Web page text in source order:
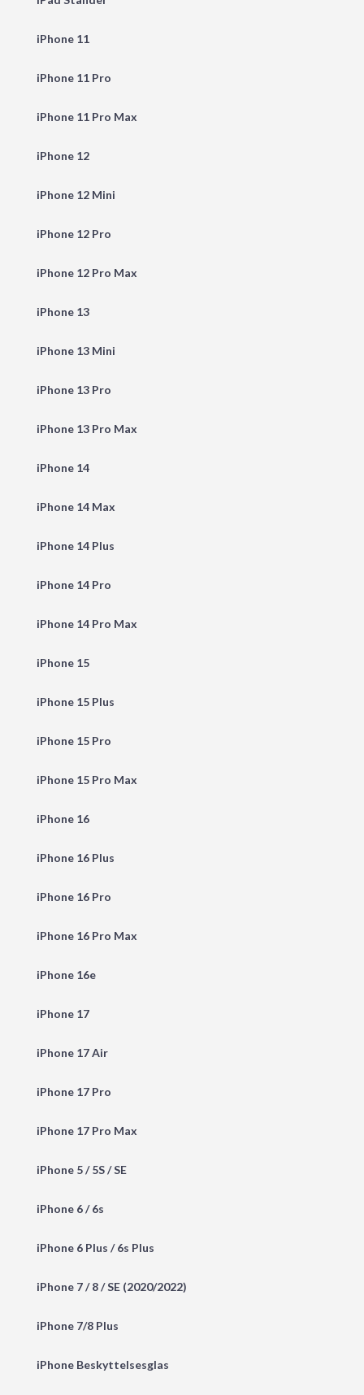
iPhone 11
iPhone 11 Pro
iPhone 11 Pro Max
iPhone 12
iPhone 12 Mini
iPhone 12 Pro
iPhone 12 Pro Max
iPhone 13
iPhone 13 Mini
iPhone 13 Pro
iPhone 13 Pro Max
iPhone 14
iPhone 14 Max
iPhone 14 Plus
iPhone 14 Pro
iPhone 14 Pro Max
iPhone 15
iPhone 15 Plus
iPhone 15 Pro
iPhone 15 Pro Max
iPhone 16
iPhone 16 Plus
iPhone 16 Pro
iPhone 16 Pro Max
iPhone 16e
iPhone 17
iPhone 17 Air
iPhone 17 Pro
iPhone 17 Pro Max
iPhone 5 / 5S / SE
iPhone 6 / 6s
iPhone 6 Plus / 6s Plus
iPhone 7 / 8 / SE (2020/2022)
iPhone 7/8 Plus
iPhone Beskyttelsesglas